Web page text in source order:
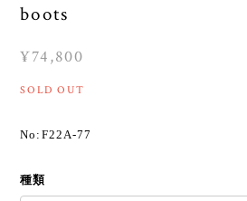
boots
¥74,800
SOLD OUT
No:F22A-77
種類